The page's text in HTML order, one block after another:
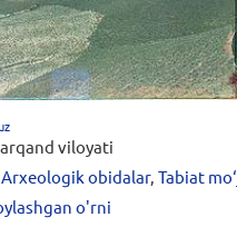
viloyati
Arxeologik obidalar, Tabiat
o'rni